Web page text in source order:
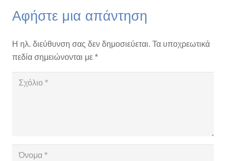
Αφήστε μια απάντηση
Η ηλ. διεύθυνση σας δεν δημοσιεύεται. Τα υποχρεωτικά
πεδία σημειώνονται με *